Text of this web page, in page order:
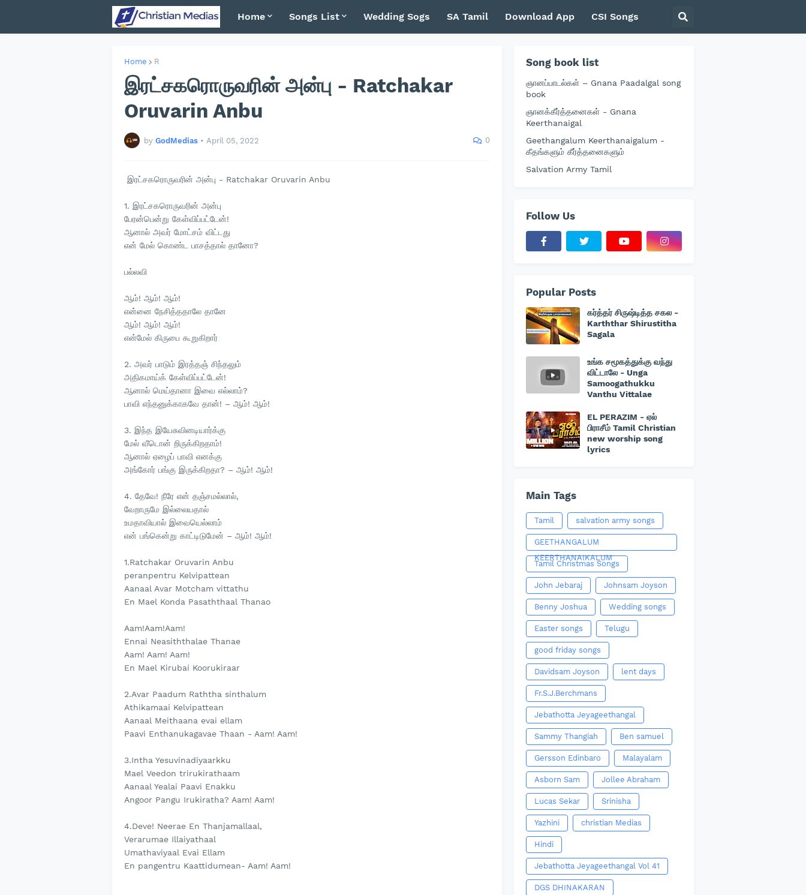
Home Songs List Wedding Sogs SA Tamil Download App CSI Songs
Home R
இரட்சகரொருவரின் அன்பு - Ratchakar
Oruvarin Anbu
by GodMedias • April 05, 2022 0
இரட்சகரொருவரின் அன்பு - Ratchakar Oruvarin Anbu
1. இரட்சகரொருவரின் அன்பு
பேரன்பென்று கேள்விப்பட்டேன்!
ஆனால் அவர் மோட்சம் விட்டது
என் மேல் கொண்ட பாசத்தால் தானோ?
பல்லவி
ஆம்! ஆம்! ஆம்!
என்னை நேசித்ததாலே தானே
ஆம்! ஆம்! ஆம்!
என்மேல் கிருபை கூறுகிறார்
2. அவர் பாடும் இரத்தஞ் சிந்தலும்
அதிகமாய்க் கேள்விப்பட்டேன்!
ஆனால் மெய்தானா இவை எல்லாம்?
பாவி எந்தனுக்காகவே தான்! – ஆம்! ஆம்!
3. இந்த இயேசுவினடியார்க்கு
மேல் வீடொன் றிருக்கிறதாம்!
ஆனால் ஏழைப் பாவி எனக்கு
அங்கோர் பங்கு இருக்கிறதா? – ஆம்! ஆம்!
4. தேவே! நீரே என் தஞ்சமல்லால்,
வேறாருமே இல்லையதால்
உமதாவியால் இவையெல்லாம்
என் பங்கென்று காட்டிடுமேன் – ஆம்! ஆம்!
1.Ratchakar Oruvarin Anbu
peranpentru Kelvipattean
Aanaal Avar Motcham vittathu
En Mael Konda Pasaththaal Thanao
Aam!Aam!Aam!
Ennai Neasiththalae Thanae
Aam! Aam! Aam!
En Mael Kirubai Koorukiraar
2.Avar Paadum Raththa sinthalum
Athikamaai Kelvipattean
Aanaal Meithaana evai ellam
Paavi Enthanukagavae Thaan - Aam! Aam!
3.Intha Yesuvinadiyaarkku
Mael Veedon trirukirathaam
Aanaal Yealai Paavi Enakku
Angoor Pangu Irukiratha? Aam! Aam!
4.Deve! Neerae En Thanjamallaal,
Verarumae Illaiyathaal
Umathaviyaal Evai Ellam
En pangentru Kaattidumean- Aam! Aam!
Song book list
ஞானப்பாடல்கள் – Gnana Paadalgal song
book
ஞானக்கீர்த்தனைகள் - Gnana
Keerthanaigal
Geethangalum Keerthanaigalum -
கீதங்களும் கீர்த்தனைகளும்
Salvation Army Tamil
Follow Us
Popular Posts
கர்த்தர் சிருஷ்டித்த சகல -
Karththar Shirustitha
Sagala
உங்க சமூகத்துக்கு வந்து
விட்டாலே - Unga
Samoogathukku
Vanthu Vittalae
EL PERAZIM - ஏல்
பிராசீம் Tamil Christian
new worship song
lyrics
Main Tags
Tamil salvation army songs
GEETHANGALUM
KEERTHANAIKALUM
Tamil Christmas Songs
John Jebaraj Johnsam Joyson
Benny Joshua Wedding songs
Easter songs Telugu
good friday songs
Davidsam Joyson lent days
Fr.S.J.Berchmans
Jebathotta Jeyageethangal
Sammy Thangiah Ben samuel
Gersson Edinbaro Malayalam
Asborn Sam Jollee Abraham
Lucas Sekar Srinisha
Yazhini christian Medias
Hindi
Jebathotta Jeyageethangal Vol 41
DGS DHINAKARAN